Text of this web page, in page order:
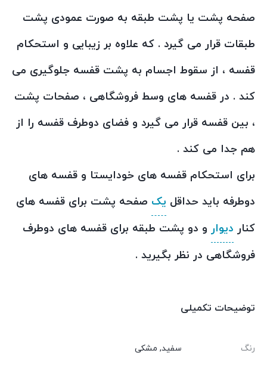
صفحه پشت یا پشت طبقه به صورت عمودی پشت
طبقات قرار می گیرد . که علاوه بر زیبایی و استحکام
قفسه ، از سقوط اجسام به پشت قفسه جلوگیری می
کند . در قفسه های وسط فروشگاهی ، صفحات پشت
، بین قفسه قرار می گیرد و فضای دوطرف قفسه را از
هم جدا می کند .
برای استحکام قفسه های خودایستا و قفسه های
دوطرفه باید حداقل یک صفحه پشت برای قفسه های
کنار دیوار و دو پشت طبقه برای قفسه های دوطرف
فروشگاهی در نظر بگیرید .
توضیحات تکمیلی
رنگ سفید, مشکی